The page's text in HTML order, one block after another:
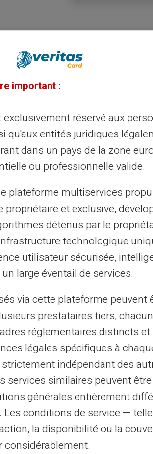
con
a 22,1
di
al
Proteggi la tua
regalo durante
Le vacanze sono
COVID-19, stiamo
cosa che abbiamo mai
Non sorprende che
dei loro acquisti online.
commerciale non suona
Per saperne di più
important :
exclusivement réservé aux
qu'aux entités juridiques
dans un pays de la zone
ou professionnelle valide.
plateforme multiservices
propriétaire et exclusive,
détenus par le
technologique
utilisateur sécurisée,
large éventail de services.
via cette plateforme peuvent
prestataires tiers, chacun
réglementaires distincts et
légales spécifiques à
indépendant des
services similaires peuvent être
générales entièrement
Les conditions de service —
la disponibilité ou la
considérablement.